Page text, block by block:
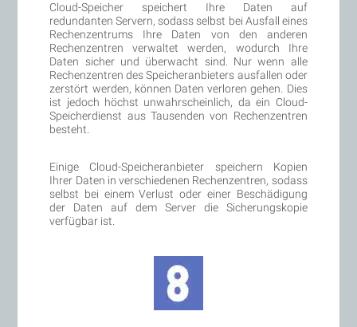
Cloud-Speicher speichert Ihre Daten auf
redundanten Servern, sodass selbst bei Ausfall eines
Rechenzentrums Ihre Daten von den anderen
Rechenzentren verwaltet werden, wodurch Ihre
Daten sicher und überwacht sind. Nur wenn alle
Rechenzentren des Speicheranbieters ausfallen oder
zerstört werden, können Daten verloren gehen. Dies
ist jedoch höchst unwahrscheinlich, da ein Cloud-
Speicherdienst aus Tausenden von Rechenzentren
besteht.
Einige Cloud-Speicheranbieter speichern Kopien
Ihrer Daten in verschiedenen Rechenzentren, sodass
selbst bei einem Verlust oder einer Beschädigung
der Daten auf dem Server die Sicherungskopie
verfügbar ist.